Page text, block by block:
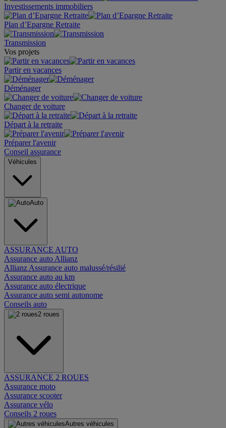
Investissements immobiliers
Plan d’Epargne Retraite
Transmission
Vos projets
Partir en vacances
Déménager
Changer de voiture
Départ à la retraite
Préparer l'avenir
Conseil assurance
Véhicules
Auto
ASSURANCE AUTO
Assurance auto Allianz
Allianz Assurance auto malussé/résilié
Assurance auto au km
Assurance auto électrique
Assurance auto semi autonome
Conseils auto
2 roues
ASSURANCE 2 ROUES
Assurance moto
Assurance scooter
Assurance vélo
Conseils 2 roues
Autres véhicules